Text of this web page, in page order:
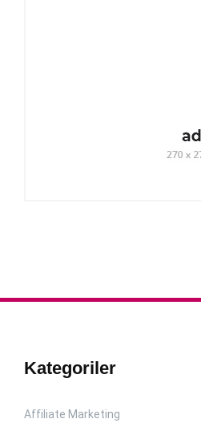
Kategoriler
Affiliate Marketing